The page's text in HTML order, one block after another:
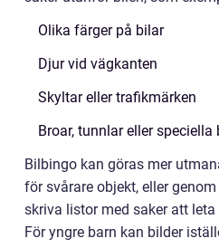
Olika färger på bilar
Djur vid vägkanten
Skyltar eller trafikmärken
Broar, tunnlar eller speciella
Bilbingo kan göras mer
för svårare objekt, eller
skriva listor med saker att
För yngre barn kan bilder